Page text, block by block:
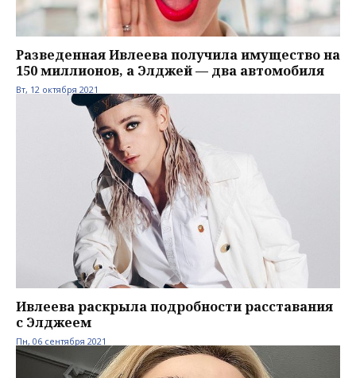
Разведенная Ивлеева получила имущество на
150 миллионов, а Элджей — два автомобиля
Вт, 12 октября 2021
Ивлеева раскрыла подробности расставания
с Элджеем
Пн, 06 сентября 2021